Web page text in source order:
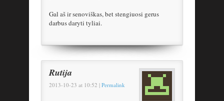
Gal aš ir senoviškas, bet stengiuosi gerus
darbus daryti tyliai.
Rutija
2013-10-23 at 10:52 | Permalink